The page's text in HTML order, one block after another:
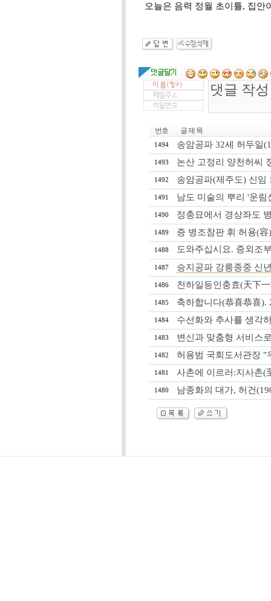
오늘은 음력 정월 초이틀, 집안
번호 글 제 목
1494 송암공파 32세 허두일
1493 논산 고정리 양천허씨
1492 송암공파(제주도) 신임
1491 남도 미술의 뿌리 '운
1490 정충묘에서 경상좌도
1489 증 병조참판 휘 허용(
1488 도와주십시요. 증외조
1487 승지공파 강릉종중 신
1486 천하일등인충효(天下
1485 축하합니다(恭喜恭喜).
1484 수선화와 추사를 생각
1483 변신과 맞춤형 서비스
1482 허용범 국회도서관장 "
1481 사촌에 이르러:지사촌(
1480 남종화의 대가, 허건